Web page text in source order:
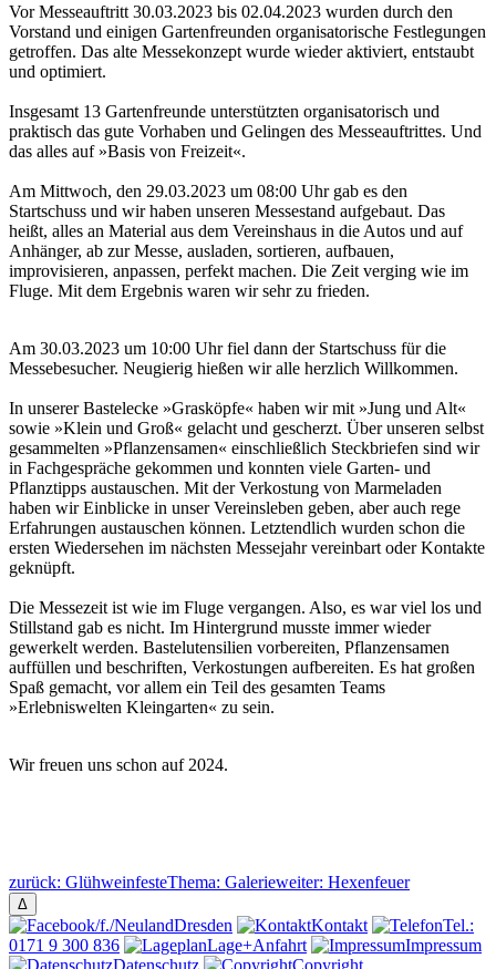
Vor Messeauftritt 30.03.2023 bis 02.04.2023 wurden durch den
Vorstand und einigen Gartenfreunden organisatorische Festlegungen
getroffen. Das alte Messekonzept wurde wieder aktiviert, entstaubt
und optimiert.
Insgesamt 13 Gartenfreunde unterstützten organisatorisch und
praktisch das gute Vorhaben und Gelingen des Messeauftrittes. Und
das alles auf »Basis von Freizeit«.
Am Mittwoch, den 29.03.2023 um 08:00 Uhr gab es den
Startschuss und wir haben unseren Messestand aufgebaut. Das
heißt, alles an Material aus dem Vereinshaus in die Autos und auf
Anhänger, ab zur Messe, ausladen, sortieren, aufbauen,
improvisieren, anpassen, perfekt machen. Die Zeit verging wie im
Fluge. Mit dem Ergebnis waren wir sehr zu frieden.
Am 30.03.2023 um 10:00 Uhr fiel dann der Startschuss für die
Messebesucher. Neugierig hießen wir alle herzlich Willkommen.
In unserer Bastelecke »Grasköpfe« haben wir mit »Jung und Alt«
sowie »Klein und Groß« gelacht und gescherzt. Über unseren selbst
gesammelten »Pflanzensamen« einschließlich Steckbriefen sind wir
in Fachgespräche gekommen und konnten viele Garten- und
Pflanztipps austauschen. Mit der Verkostung von Marmeladen
haben wir Einblicke in unser Vereinsleben geben, aber auch rege
Erfahrungen austauschen können. Letztendlich wurden schon die
ersten Wiedersehen im nächsten Messejahr vereinbart oder Kontakte
geknüpft.
Die Messezeit ist wie im Fluge vergangen. Also, es war viel los und
Stillstand gab es nicht. Im Hintergrund musste immer wieder
gewerkelt werden. Bastelutensilien vorbereiten, Pflanzensamen
auffüllen und beschriften, Verkostungen aufbereiten. Es hat großen
Spaß gemacht, vor allem ein Teil des gesamten Teams
»Erlebniswelten Kleingarten« zu sein.
Wir freuen uns schon auf 2024.
zurück: GlühweinfesteThema: Galerieweiter: Hexenfeuer
Δ
/f./NeulandDresden Kontakt Tel.:
0171 9 300 836
Lage+Anfahrt Impressum
Datenschutz Copyright